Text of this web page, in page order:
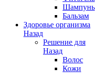
Шампунь
Бальзам
Здоровье организма
Назад
Решение для
Назад
Волос
Кожи